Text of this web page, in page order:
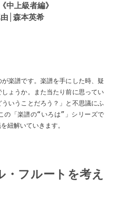
中上級者編》
│森本英希
楽譜です。楽譜を手にした時、疑
ょうか。また当たり前に思ってい
いうことだろう？」と不思議にふ
の「楽譜の“いろは”」シリーズで
紐解いていきます。
フルートを考え